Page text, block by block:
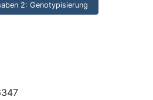
2: Genotypisierung